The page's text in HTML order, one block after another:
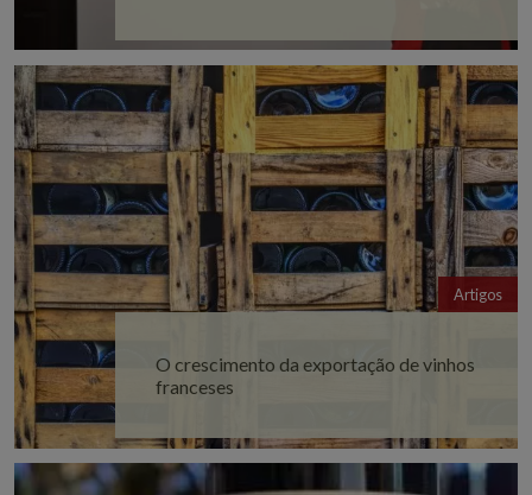
Artigos
O crescimento da exportação de vinhos
franceses